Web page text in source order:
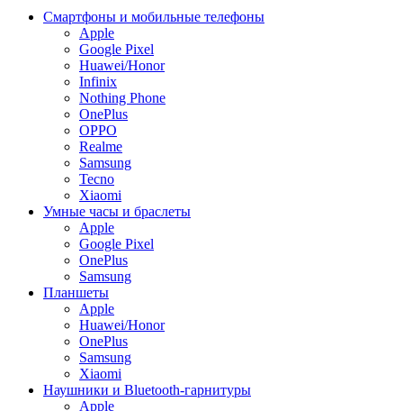
Смартфоны и мобильные телефоны
Apple
Google Pixel
Huawei/Honor
Infinix
Nothing Phone
OnePlus
OPPO
Realme
Samsung
Tecno
Xiaomi
Умные часы и браслеты
Apple
Google Pixel
OnePlus
Samsung
Планшеты
Apple
Huawei/Honor
OnePlus
Samsung
Xiaomi
Наушники и Bluetooth-гарнитуры
Apple